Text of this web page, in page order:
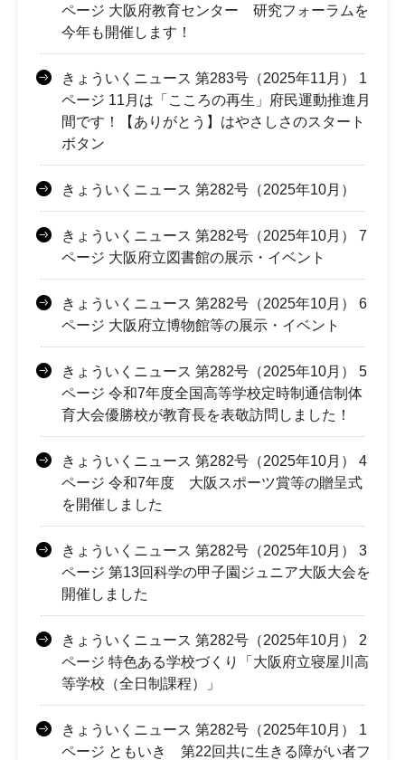
ページ 大阪府教育センター 研究フォーラムを
今年も開催します！
きょういくニュース 第283号（2025年11月） 1
ページ 11月は「こころの再生」府民運動推進月
間です！【ありがとう】はやさしさのスタート
ボタン
きょういくニュース 第282号（2025年10月）
きょういくニュース 第282号（2025年10月） 7
ページ 大阪府立図書館の展示・イベント
きょういくニュース 第282号（2025年10月） 6
ページ 大阪府立博物館等の展示・イベント
きょういくニュース 第282号（2025年10月） 5
ページ 令和7年度全国高等学校定時制通信制体
育大会優勝校が教育長を表敬訪問しました！
きょういくニュース 第282号（2025年10月） 4
ページ 令和7年度 大阪スポーツ賞等の贈呈式
を開催しました
きょういくニュース 第282号（2025年10月） 3
ページ 第13回科学の甲子園ジュニア大阪大会を
開催しました
きょういくニュース 第282号（2025年10月） 2
ページ 特色ある学校づくり「大阪府立寝屋川高
等学校（全日制課程）」
きょういくニュース 第282号（2025年10月） 1
ページ ともいき 第22回共に生きる障がい者フ